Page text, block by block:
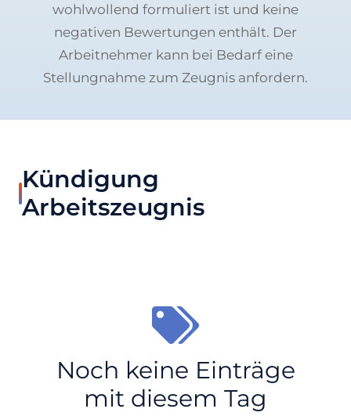
wohlwollend formuliert ist und keine
negativen Bewertungen enthält. Der
Arbeitnehmer kann bei Bedarf eine
Stellungnahme zum Zeugnis anfordern.
Kündigung
Arbeitszeugnis
Noch keine Einträge
mit diesem Tag